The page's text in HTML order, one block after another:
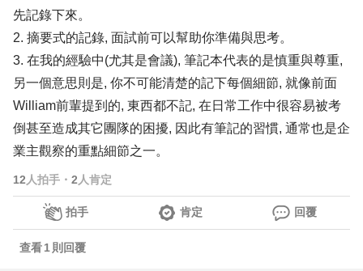
先記錄下來。
2. 摘要式的記錄, 面試前可以幫助你準備與思考。
3. 在我的經驗中(尤其是會議), 筆記本代表的是慎重與尊重,
另一個意思則是, 你不可能清楚的記下每個細節, 就像前面
William前輩提到的, 東西都不記, 在日常工作中很容易被考
倒甚至造成其它團隊的困擾, 因此有筆記的習慣, 通常也是企
業主觀察的重點細節之一。
12 人拍手 ・ 2 人肯定
拍手 肯定 回覆
查看1 則回覆